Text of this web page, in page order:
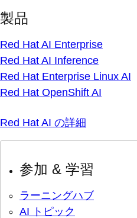
製品
Red Hat AI Enterprise
Red Hat AI Inference
Red Hat Enterprise Linux AI
Red Hat OpenShift AI
Red Hat AI の詳細
参加 & 学習
ラーニングハブ
AI トピック